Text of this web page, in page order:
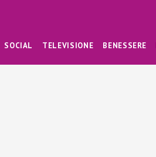
SOCIAL TELEVISIONE BENESSERE